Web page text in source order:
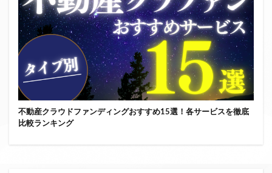
不動産クラウドファンディングおすすめ15選！各サービスを徹底
比較ランキング